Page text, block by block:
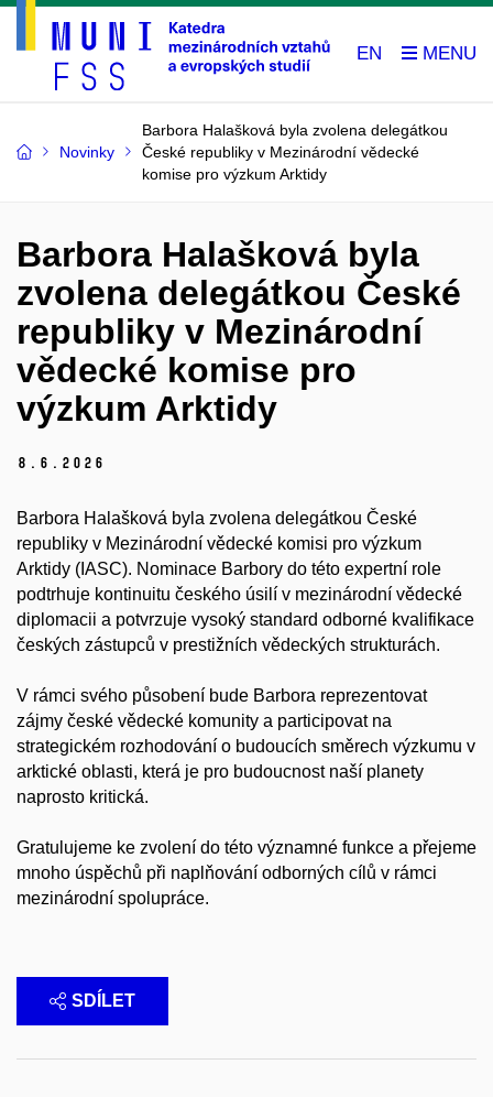
EN
Novinky
Barbora Halašková byla zvolena delegátkou
České republiky v Mezinárodní vědecké
komise pro výzkum Arktidy
Barbora Halašková byla
zvolena delegátkou České
republiky v Mezinárodní
vědecké komise pro
výzkum Arktidy
8. 6. 2026
Barbora Halašková byla zvolena delegátkou České
republiky v Mezinárodní vědecké komisi pro výzkum
Arktidy (IASC). Nominace Barbory do této expertní role
podtrhuje kontinuitu českého úsilí v mezinárodní vědecké
diplomacii a potvrzuje vysoký standard odborné kvalifikace
českých zástupců v prestižních vědeckých strukturách.
V rámci svého působení bude Barbora reprezentovat
zájmy české vědecké komunity a participovat na
strategickém rozhodování o budoucích směrech výzkumu v
arktické oblasti, která je pro budoucnost naší planety
naprosto kritická.
Gratulujeme ke zvolení do této významné funkce a přejeme
mnoho úspěchů při naplňování odborných cílů v rámci
mezinárodní spolupráce.
SDÍLET